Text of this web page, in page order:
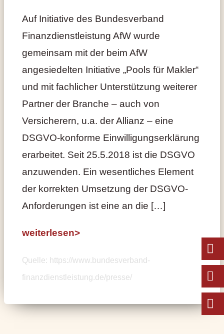
Auf Initiative des Bundesverband
Finanzdienstleistung AfW wurde
gemeinsam mit der beim AfW
angesiedelten Initiative „Pools für Makler“
und mit fachlicher Unterstützung weiterer
Partner der Branche – auch von
Versicherern, u.a. der Allianz – eine
DSGVO-konforme Einwilligungserklärung
erarbeitet. Seit 25.5.2018 ist die DSGVO
anzuwenden. Ein wesentliches Element
der korrekten Umsetzung der DSGVO-
Anforderungen ist eine an die […]
weiterlesen>
Quelle: https://www.bundesverband-
finanzdienstleistung.de/presse/